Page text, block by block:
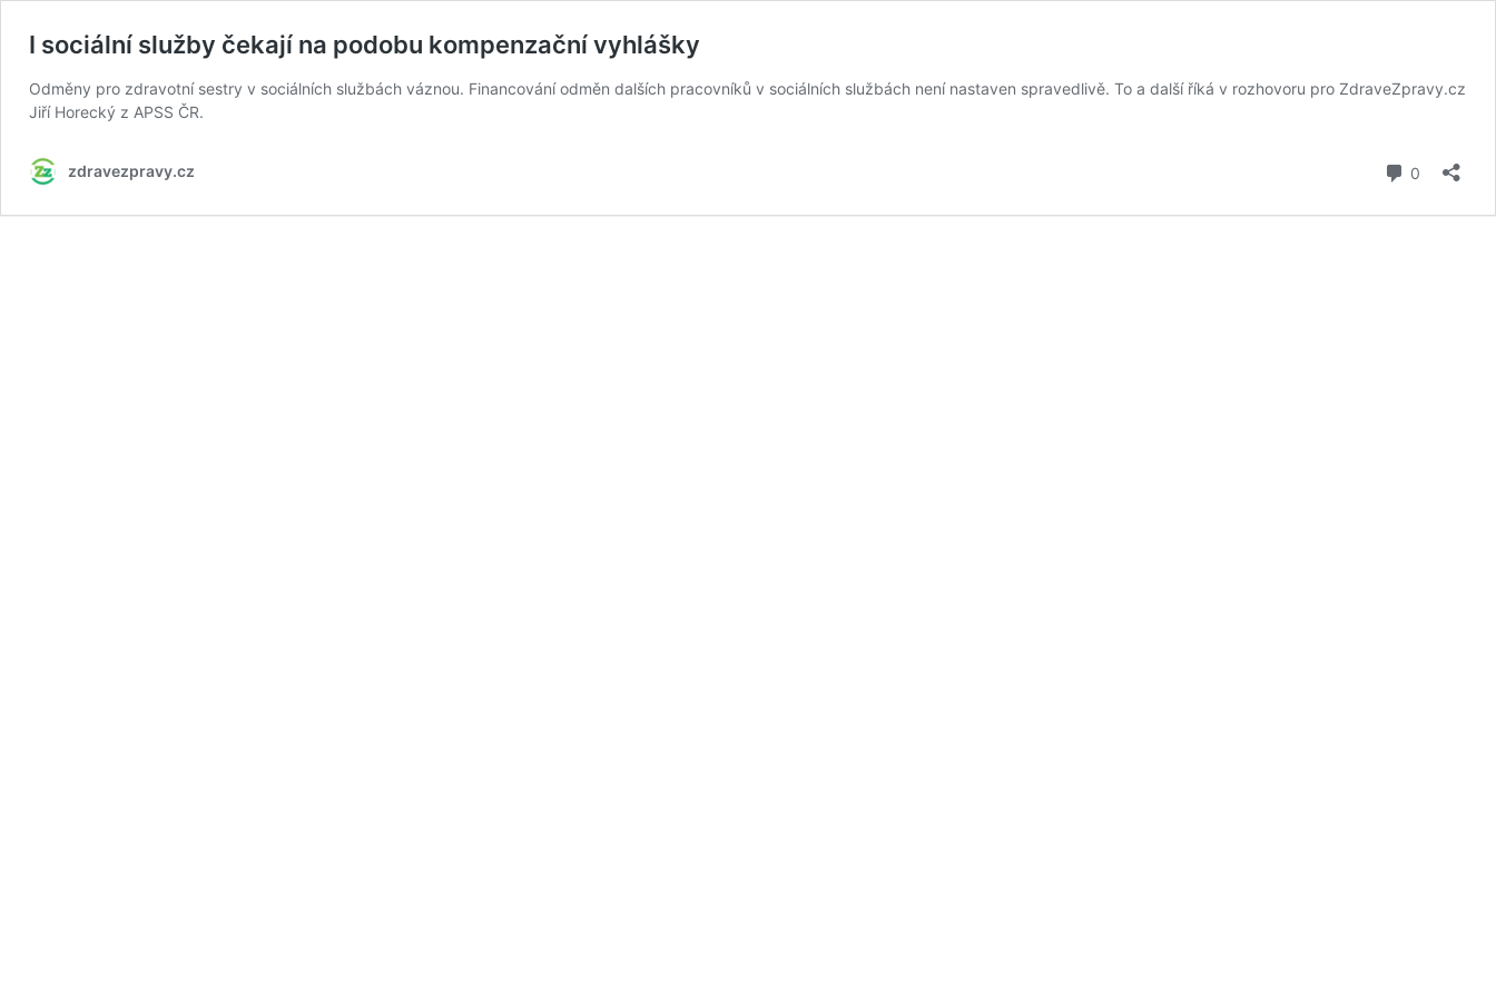
I sociální služby čekají na podobu kompenzační vyhlášky
Odměny pro zdravotní sestry v sociálních službách váznou. Financování odměn dalších pracovníků v sociálních službách není nastaven spravedlivě. To a další říká v rozhovoru pro ZdraveZpravy.cz
Jiří Horecký z APSS ČR.
zdravezpravy.cz 0 komentářů